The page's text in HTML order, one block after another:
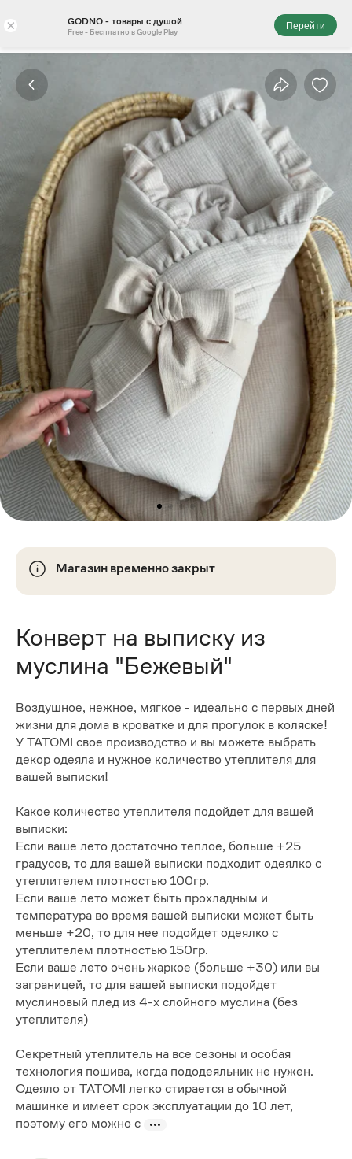
× GODNO - товары с душой
Free - Бесплатно в Google Play
Перейти
Магазин временно закрыт
Конверт на выписку из
муслина "Бежевый"
Воздушное, нежное, мягкое - идеально с первых дней
жизни для дома в кроватке и для прогулок в коляске!
У TATOMI свое производство и вы можете выбрать
декор одеяла и нужное количество утеплителя для
вашей выписки!
Какое количество утеплителя подойдет для вашей
выписки:
Если ваше лето достаточно теплое, больше +25
градусов, то для вашей выписки подходит одеялко с
утеплителем плотностью 100гр.
Если ваше лето может быть прохладным и
температура во время вашей выписки может быть
меньше +20, то для нее подойдет одеялко с
утеплителем плотностью 150гр.
Если ваше лето очень жаркое (больше +30) или вы
заграницей, то для вашей выписки подойдет
муслиновый плед из 4-х слойного муслина (без
утеплителя)
Секретный утеплитель на все сезоны и особая
технология пошива, когда пододеяльник не нужен.
Одеяло от TATOMI легко стирается в обычной
машинке и имеет срок эксплуатации до 10 лет,
поэтому его можно с